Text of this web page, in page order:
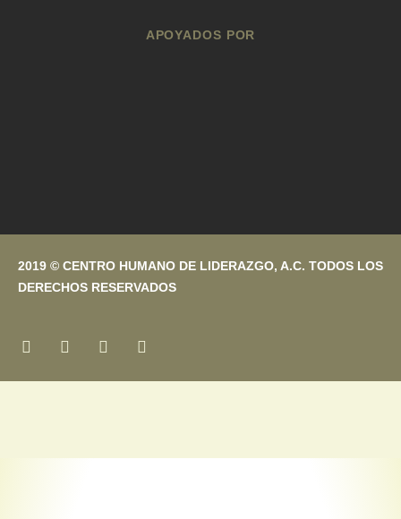
APOYADOS POR
2019 © CENTRO HUMANO DE LIDERAZGO, A.C. TODOS LOS
DERECHOS RESERVADOS